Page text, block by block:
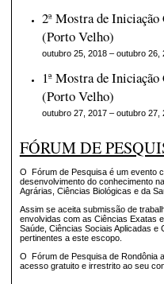
2ª Mostra de
(Porto Velho)
outubro 25, 2018 – outubro 26,
1ª Mostra de
(Porto Velho)
outubro 27, 2017 – outubro 27,
FÓRUM DE
O Fórum de Pesquisa é um evento
desenvolvimento do conhecimento
Agrárias, Ciências Biológicas e da
Assim se aceita submissão de
envolvidas com as Ciências Exatas
Saúde, Ciências Sociais Aplicadas
pertinentes a este escopo.
O Fórum de Pesquisa de Rondônia
acesso gratuito e irrestrito ao seu